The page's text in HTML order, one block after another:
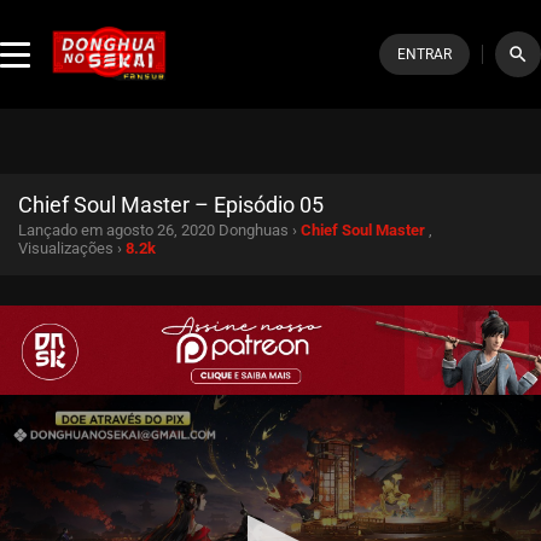
ENTRAR search
Chief Soul Master – Episódio 05
Lançado em agosto 26, 2020 Donghuas › Chief Soul Master
Visualizações › 8.2k